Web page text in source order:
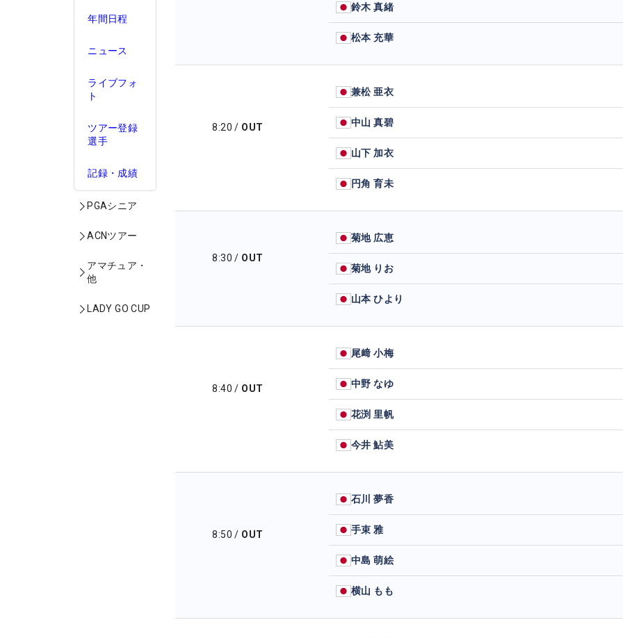
年間日程
ニュース
ライブフォ
ト
ツアー登録
選手
記録・成績
PGAシニア
ACNツアー
アマチュア・
他
LADY GO CUP
鈴木 真緒
松本 充華
8:20 / OUT
兼松 亜衣
中山 真碧
山下 加衣
円角 育未
8:30 / OUT
菊地 広恵
菊地 りお
山本 ひより
8:40 / OUT
尾﨑 小梅
中野 なゆ
花渕 里帆
今井 鮎美
8:50 / OUT
石川 夢香
手束 雅
中島 萌絵
横山 もも